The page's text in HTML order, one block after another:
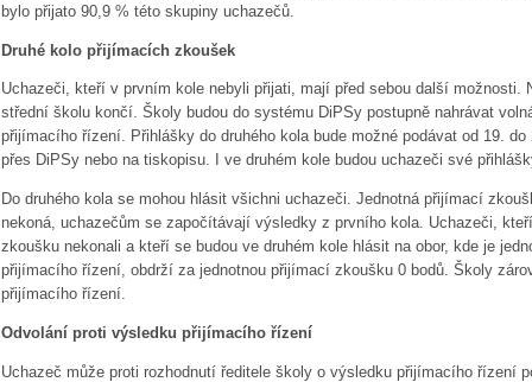
bylo přijato 90,9 % této skupiny uchazečů.
Druhé kolo přijímacích zkoušek
Uchazeči, kteří v prvním kole nebyli přijati, mají před sebou další možnosti.
střední školu končí. Školy budou do systému DiPSy postupně nahrávat
přijímacího řízení. Přihlášky do druhého kola bude možné podávat od 19.
přes DiPSy nebo na tiskopisu. I ve druhém kole budou uchazeči své
Do druhého kola se mohou hlásit všichni uchazeči. Jednotná přijímací
nekoná, uchazečům se započítávají výsledky z prvního kola. Uchazeči,
zkoušku nekonali a kteří se budou ve druhém kole hlásit na obor, kde je
přijímacího řízení, obdrží za jednotnou přijímací zkoušku 0 bodů. Školy
přijímacího řízení.
Odvolání proti výsledku přijímacího řízení
Uchazeč může proti rozhodnutí ředitele školy o výsledku přijímacího řízení